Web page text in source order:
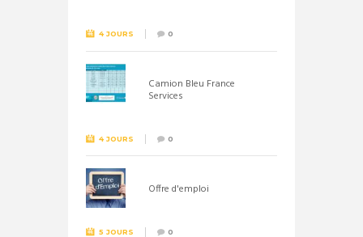
4 JOURS 0
Camion Bleu France
Services
4 JOURS 0
Offre d'emploi
5 JOURS 0